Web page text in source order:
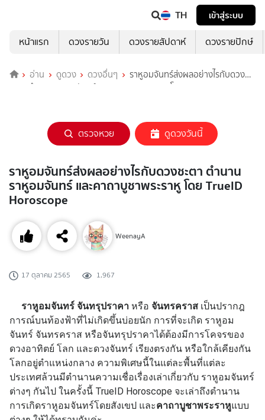
TH
เข้าสู่ระบบ
หน้าแรก
ดวงรายวัน ดวงรายสัปดาห์ ดวงรายปักษ์
อ่าน ดูดวง ดวงอื่นๆ
ราหูอมจันทร์ส่งผลอย่างไรกับดวง
ชะตา ตำนานราหูอมจันทร์ และคาถาบูชาพระราหู โดย TrueID Horoscope
ตรวจหวย ดูดวงวันนี้
ราหูอมจันทร์ส่งผลอย่างไรกับดวงชะตา ตำนาน
ราหูอมจันทร์ และคาถาบูชาพระราหู โดย TrueID
Horoscope
WeenayA
17 ตุลาคม 2565 1,967
ราหูอมจันทร์ จันทรุปราคา หรือ จันทรคราส เป็นปรากฎ
การณ์บนท้องฟ้าที่ไม่เกิดขึ้นบ่อยนัก การที่จะเกิด ราหูอม
จันทร์ จันทรคราส หรือจันทรุปราคาได้ต้องมีการโคจรของ
ดวงอาทิตย์ โลก และดวงจันทร์ เรียงตรงกัน หรือใกล้เคียงกัน
โลกอยู่ตำแหน่งกลาง ความพิเศษนี้ในแต่ละพื้นที่แต่ละ
ประเทศล้วนมีตำนานความเชื่อเรื่องเล่าเกี่ยวกับ ราหูอมจันทร์
ต่างๆ กันไป ในครั้งนี้ TrueID Horoscope จะเล่าถึงตำนาน
การเกิดราหูอมจันทร์โดยสังเขป และคาถาบูชาพระราหูแบบ